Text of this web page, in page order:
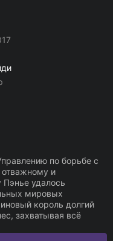
по борьбе с
отважному и
Пэнье удалось
мировых
король долгий
захватывая всё